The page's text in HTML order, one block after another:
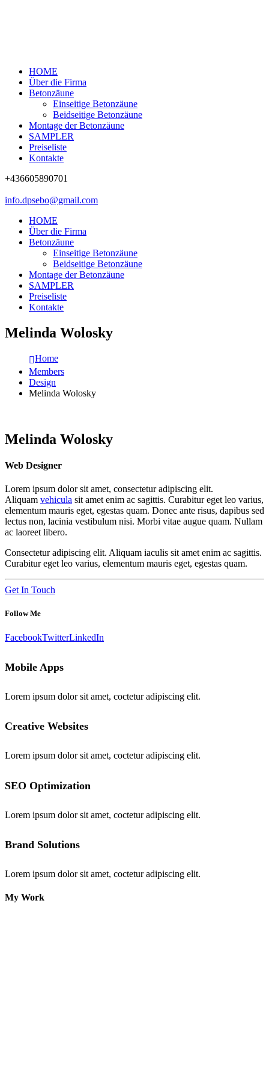
HOME
Über die Firma
Betonzäune
Einseitige Betonzäune
Beidseitige Betonzäune
Montage der Betonzäune
SAMPLER
Preiseliste
Kontakte
+436605890701
info.dpsebo@gmail.com
HOME
Über die Firma
Betonzäune
Einseitige Betonzäune
Beidseitige Betonzäune
Montage der Betonzäune
SAMPLER
Preiseliste
Kontakte
Melinda Wolosky
Home
Members
Design
Melinda Wolosky
Melinda Wolosky
Web Designer
Lorem ipsum dolor sit amet, consectetur adipiscing elit.
Aliquam vehicula sit amet enim ac sagittis. Curabitur eget leo varius,
elementum mauris eget, egestas quam. Donec ante risus, dapibus sed
lectus non, lacinia vestibulum nisi. Morbi vitae augue quam. Nullam
ac laoreet libero.
Consectetur adipiscing elit. Aliquam iaculis sit amet enim ac sagittis.
Curabitur eget leo varius, elementum mauris eget, egestas quam.
Get In Touch
Follow Me
FacebookTwitterLinkedIn
Mobile Apps
Lorem ipsum dolor sit amet, coctetur adipiscing elit.
Creative Websites
Lorem ipsum dolor sit amet, coctetur adipiscing elit.
SEO Optimization
Lorem ipsum dolor sit amet, coctetur adipiscing elit.
Brand Solutions
Lorem ipsum dolor sit amet, coctetur adipiscing elit.
My Work